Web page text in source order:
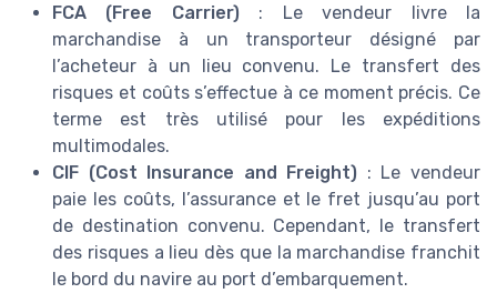
FCA (Free Carrier): Le vendeur livre la
marchandise à un transporteur désigné par
l’acheteur à un lieu convenu. Le transfert des
risques et coûts s’effectue à ce moment précis. Ce
terme est très utilisé pour les expéditions
multimodales.
CIF (Cost Insurance and Freight) : Le vendeur
paie les coûts, l’assurance et le fret jusqu’au port
de destination convenu. Cependant, le transfert
des risques a lieu dès que la marchandise franchit
le bord du navire au port d’embarquement.